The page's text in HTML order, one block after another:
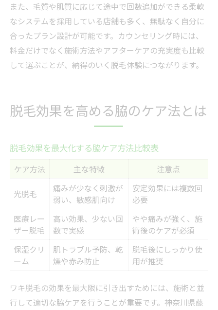
また、毛質や肌質に応じて途中で回数追加ができる柔軟
なシステムを採用している店舗も多く、無駄なく自分に
合ったプラン設計が可能です。カウンセリング時には、
料金だけでなく施術方法やアフターケアの充実度も比較
して選ぶことが、納得のいく脱毛体験につながります。
脱毛効果を高める脇のケア法とは
脱毛効果を最大化する脇ケア方法比較表
ケア方法 主な特徴 注意点
光脱毛
痛みが少なく刺激が
弱い、敏感肌向け
安定効果には複数回
必要
医療レー
ザー脱毛
高い効果、少ない回
数で実感
やや痛みが強く、施
術後のケアが必須
保湿クリ
ーム
肌トラブル予防、乾
燥や赤み防止
脱毛後にしっかり使
用が推奨
ワキ脱毛の効果を最大限に引き出すためには、施術と並
行して適切な脇ケアを行うことが重要です。神奈川県藤